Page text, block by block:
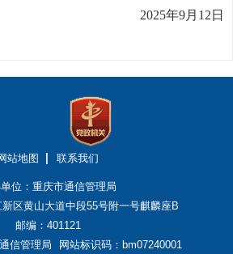
2025年9月12日
站地图 联系我们
位：重庆市通信管理局
区黄山大道中段55号附一号麒麟座B
邮编：401121
信管理局
网站标识码：bm07240001